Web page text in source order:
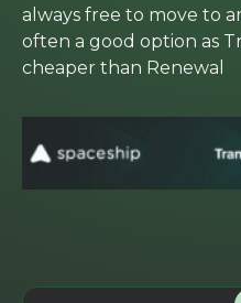
always free to move to
often a good option as
cheaper than Renewal